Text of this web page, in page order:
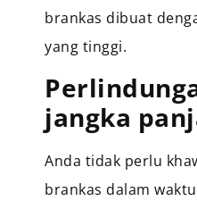
brankas dibuat
yang tinggi.
jangka
Anda tidak perlu
brankas dalam